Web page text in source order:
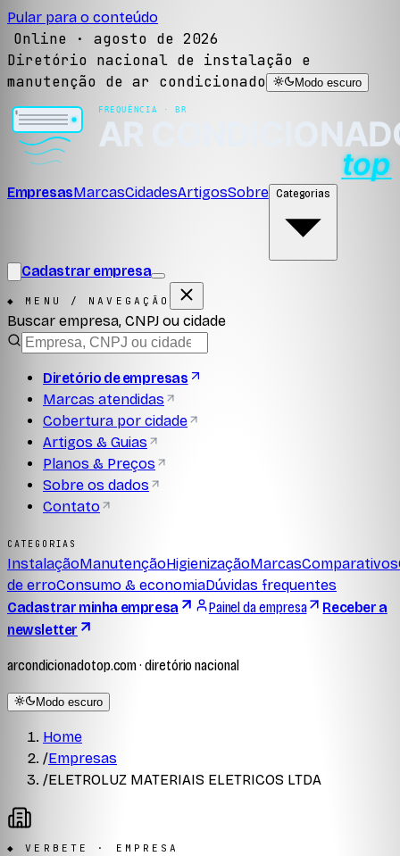
Pular para o conteúdo
Online · agosto de 2026
Diretório nacional de instalação e
manutenção de ar condicionado
Modo escuro
EmpresasMarcasCidadesArtigosSobre Categorias
Cadastrar empresa
◆ MENU / NAVEGAÇÃO
Buscar empresa, CNPJ ou cidade
Diretório de empresas
Marcas atendidas
Cobertura por cidade
Artigos & Guias
Planos & Preços
Sobre os dados
Contato
CATEGORIAS
InstalaçãoManutençãoHigienizaçãoMarcasComparativos
de erroConsumo & economiaDúvidas frequentes
Cadastrar minha empresa
Painel da empresa
Receber a
newsletter
arcondicionadotop.com · diretório nacional
Modo escuro
Home
/Empresas
/ELETROLUZ MATERIAIS ELETRICOS LTDA
◆ VERBETE · EMPRESA